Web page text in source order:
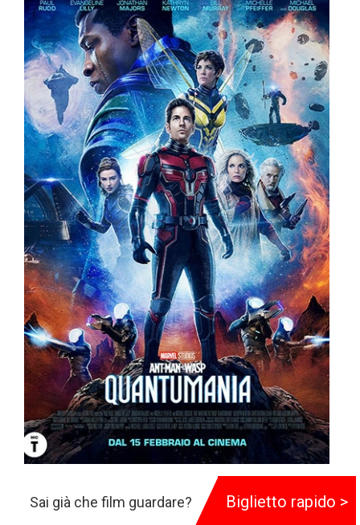
Ant-Man and The Wasp: Quantumania
125 min
Sai già che film guardare? Biglietto rapido >